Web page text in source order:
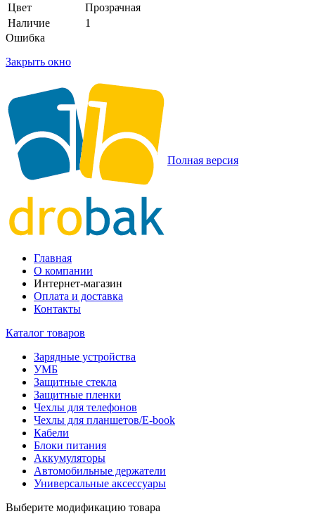
Цвет
Прозрачная
Наличие
1
Ошибка
Закрыть окно
Полная версия
Главная
О компании
Интернет-магазин
Оплата и доставка
Контакты
Каталог товаров
Зарядные устройства
УМБ
Защитные стекла
Защитные пленки
Чехлы для телефонов
Чехлы для планшетов/E-book
Кабели
Блоки питания
Аккумуляторы
Автомобильные держатели
Универсальные аксессуары
Выберите модификацию товара